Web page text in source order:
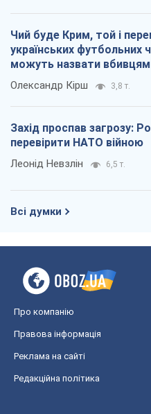
Чий буде Крим, той і
українських футбольних
можуть назвати
Олександр Кірш 3,8 т.
Захід проспав загрозу:
перевірити НАТО війною
Леонід Невзлін 6,5 т.
Всі думки
Про компанію
Правова інформація
Реклама на сайті
Редакційна політика